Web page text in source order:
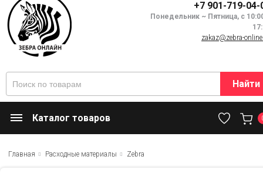
+7 901-719-04-
Понедельник ~ Пятница, с
zakaz@zebra-
Найти
Каталог товаров
Главная Расходные материалы Zebra